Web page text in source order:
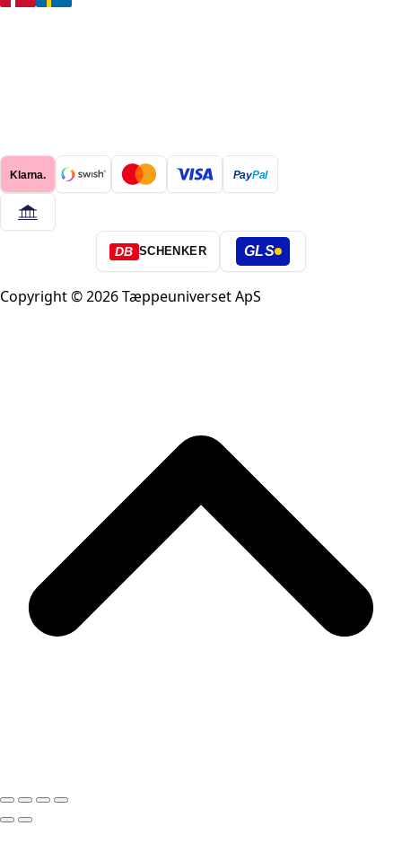
Klarna. PayPal
DB SCHENKER GLS
Copyright © 2026 Tæppeuniverset ApS